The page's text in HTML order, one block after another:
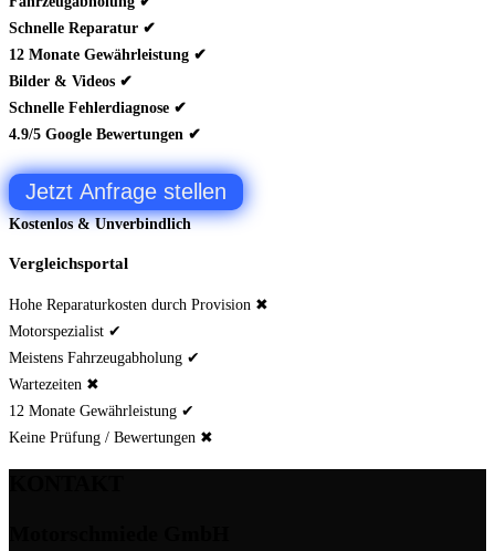
Schnelle Reparatur ✔
12 Monate Gewährleistung ✔
Bilder & Videos ✔
Schnelle Fehlerdiagnose ✔
4.9/5 Google Bewertungen ✔
Jetzt Anfrage stellen
Kostenlos & Unverbindlich
Vergleichsportal
Hohe Reparaturkosten durch Provision ✖
Motorspezialist ✔
Meistens Fahrzeugabholung ✔
Wartezeiten ✖
12 Monate Gewährleistung ✔
Keine Prüfung / Bewertungen ✖